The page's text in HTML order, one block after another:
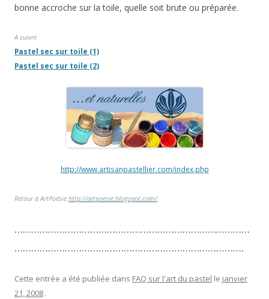
bonne accroche sur la toile, quelle soit brute ou préparée.
A suivre
Pastel sec sur toile (1)
Pastel sec sur toile (2)
http://www.artisanpastellier.com/index.php
Retour à ArtPoésie http://artpoesie.blogspot.com/
…………………………………………………………………………
……………………………………………………………………….
Cette entrée a été publiée dans FAQ sur l'art du pastel le janvier
21, 2008 .